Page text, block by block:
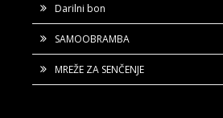
Darilni bon
SAMOOBRAMBA
MREŽE ZA SENČENJE